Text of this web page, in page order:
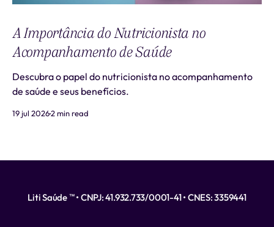
A Importância do Nutricionista no
Acompanhamento de Saúde
Descubra o papel do nutricionista no acompanhamento
de saúde e seus benefícios.
19 jul 20262 min read
Liti Saúde ™ • CNPJ: 41.932.733/0001-41 • CNES: 3359441